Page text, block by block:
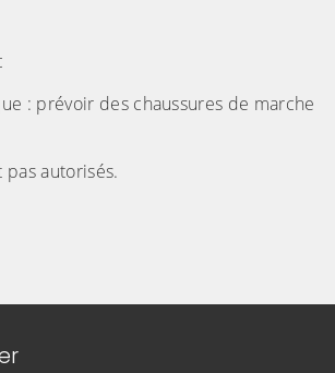
: prévoir des chaussures de marche
pas autorisés.
de contact